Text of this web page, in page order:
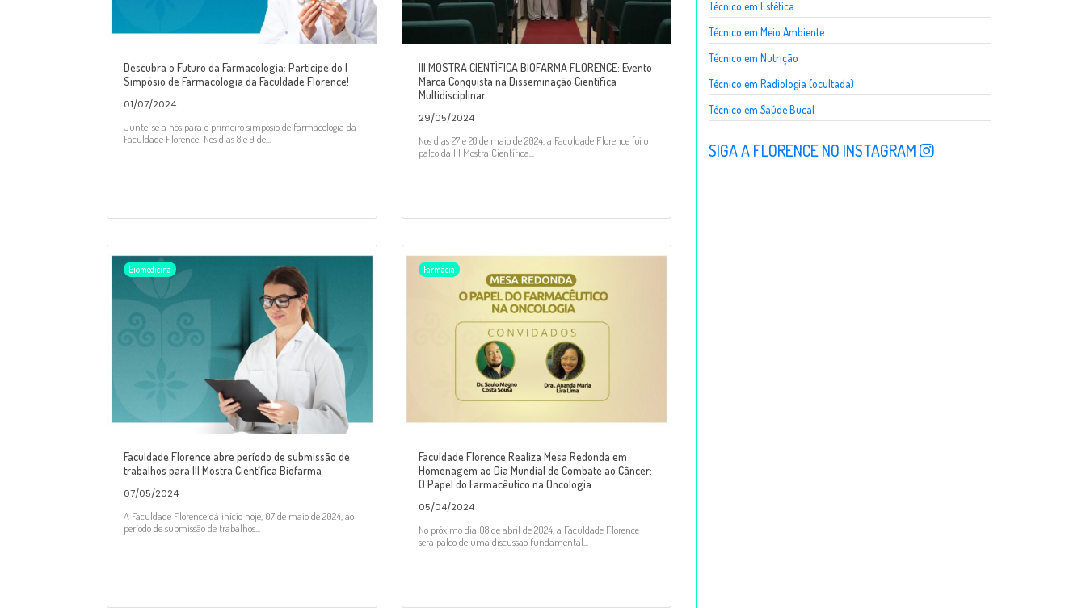
Descubra o Futuro da Farmacologia: Participe do I
Simpósio de Farmacologia da Faculdade Florence!
01/07/2024
Junte-se a nós para o primeiro simpósio de farmacologia da
Faculdade Florence! Nos dias 8 e 9 de...
III MOSTRA CIENTÍFICA BIOFARMA FLORENCE: Evento
Marca Conquista na Disseminação Científica
Multidisciplinar
29/05/2024
Nos dias 27 e 28 de maio de 2024, a Faculdade Florence foi o
palco da III Mostra Científica...
Biomedicina
Faculdade Florence abre período de submissão de
trabalhos para III Mostra Científica Biofarma
07/05/2024
A Faculdade Florence dá início hoje, 07 de maio de 2024, ao
período de submissão de trabalhos...
Farmácia
Faculdade Florence Realiza Mesa Redonda em
Homenagem ao Dia Mundial de Combate ao Câncer:
O Papel do Farmacêutico na Oncologia
05/04/2024
No próximo dia 08 de abril de 2024, a Faculdade Florence
será palco de uma discussão fundamental...
Técnico em Estética
Técnico em Meio Ambiente
Técnico em Nutrição
Técnico em Radiologia (ocultada)
Técnico em Saúde Bucal
SIGA A FLORENCE NO INSTAGRAM